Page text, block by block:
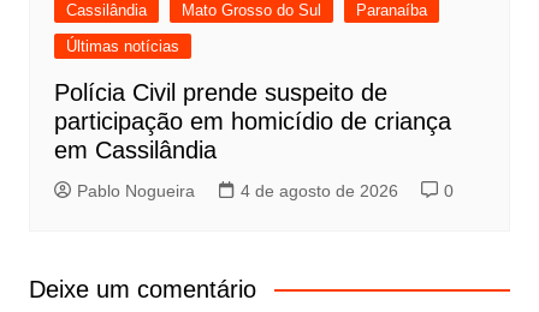
Cassilândia Mato Grosso do Sul
Paranaíba
Últimas notícias
Polícia Civil prende suspeito de
participação em homicídio de criança
em Cassilândia
Pablo Nogueira 4 de agosto de 2026 0
Deixe um comentário